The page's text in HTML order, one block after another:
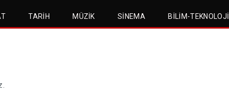
TARIH MÜZIK SINEMA BILIM-TEKNOLOJI